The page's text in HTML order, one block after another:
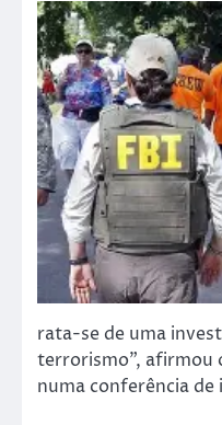
rata-se de uma
terrorismo”, afirmou
numa conferência de